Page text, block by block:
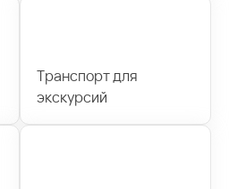
Транспорт для
экскурсий